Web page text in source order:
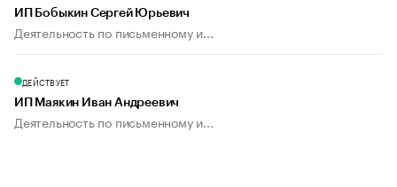
ИП Бобыкин Сергей Юрьевич
Деятельность по письменному и...
ДЕЙСТВУЕТ
ИП Маякин Иван Андреевич
Деятельность по письменному и...